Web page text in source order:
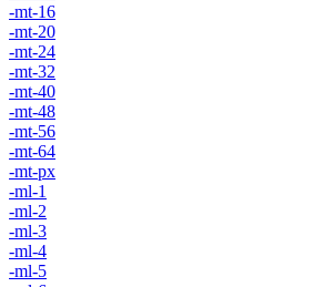
-mt-16
-mt-20
-mt-24
-mt-32
-mt-40
-mt-48
-mt-56
-mt-64
-mt-px
-ml-1
-ml-2
-ml-3
-ml-4
-ml-5